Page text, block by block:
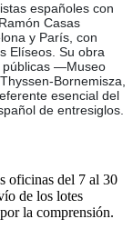
españoles con
Casas
y París, con
Elíseos. Su obra
públicas —Museo
Bornemisza,
esencial del
de entresiglos.
oficinas del 7 al 30
de los lotes
la comprensión.